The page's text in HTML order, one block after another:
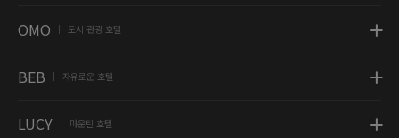
OMO 도시 관광 호텔
BEB 자유로운 호텔
LUCY 마운틴 호텔